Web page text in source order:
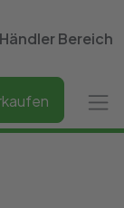
Händler Bereich